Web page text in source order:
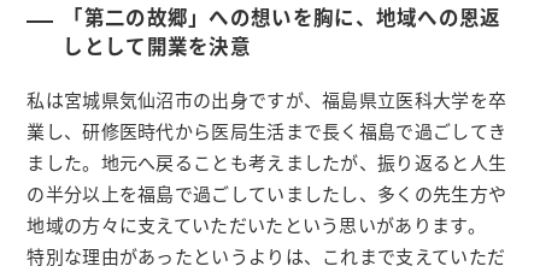
「第二の故郷」への想いを胸に、地域への恩返
しとして開業を決意
私は宮城県気仙沼市の出身ですが、福島県立医科大学を卒
業し、研修医時代から医局生活まで長く福島で過ごしてき
ました。地元へ戻ることも考えましたが、振り返ると人生
の半分以上を福島で過ごしていましたし、多くの先生方や
地域の方々に支えていただいたという思いがあります。
特別な理由があったというよりは、これまで支えていただ